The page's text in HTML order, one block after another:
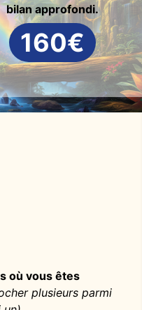
bilan approfondi.
160€
où vous êtes
plusieurs parmi